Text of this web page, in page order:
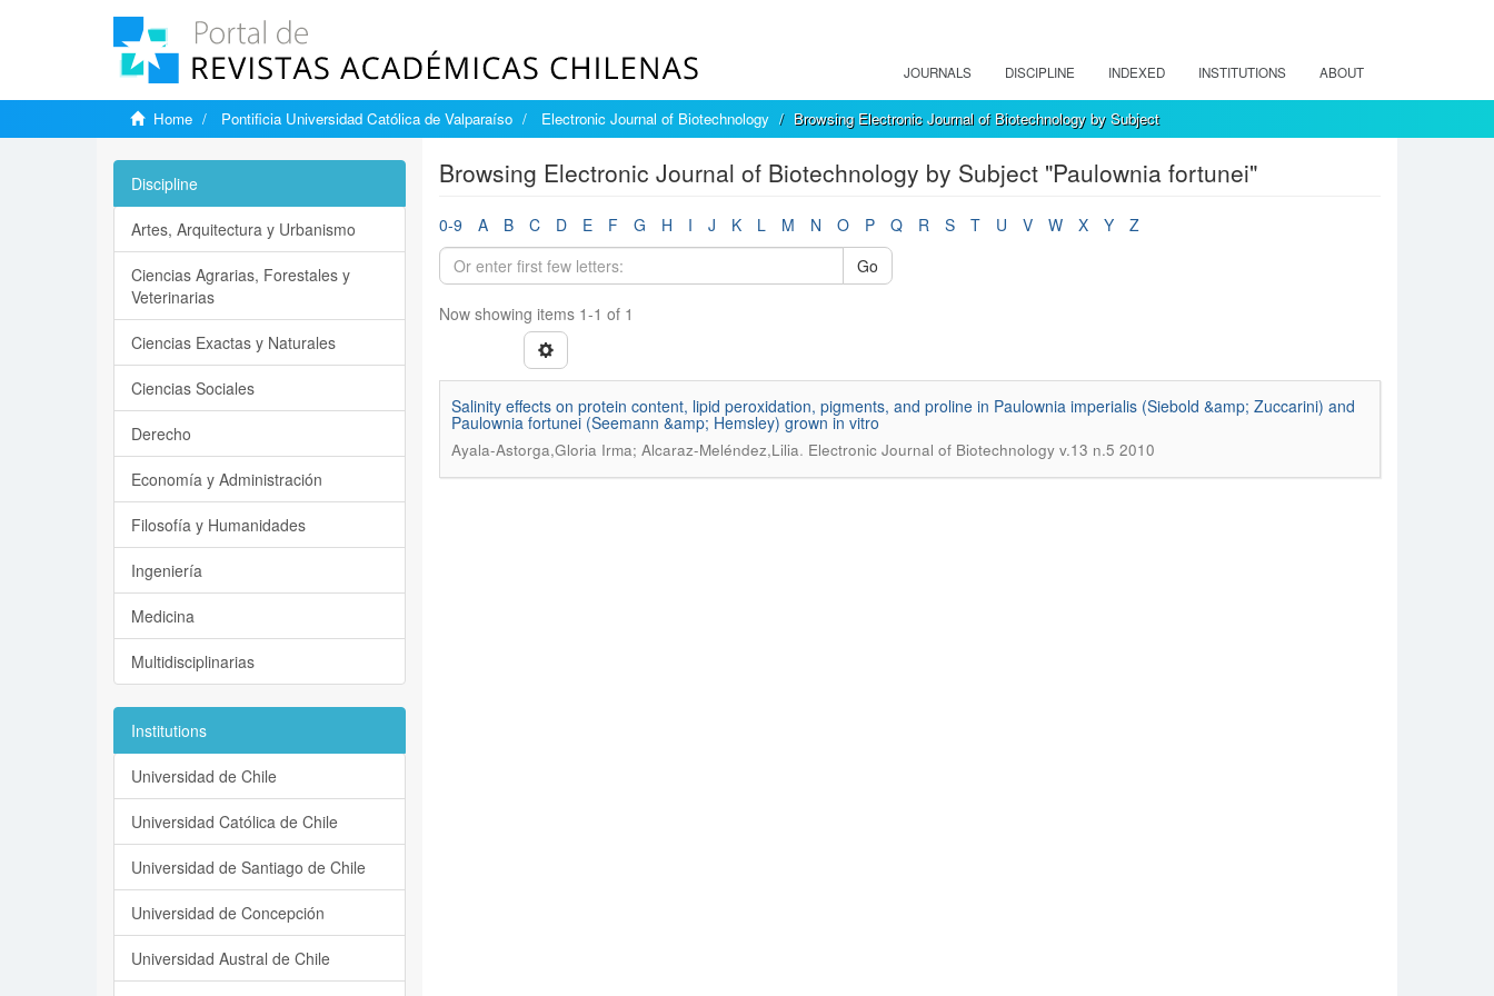
JOURNALS DISCIPLINE INDEXED INSTITUTIONS ABOUT
Home Pontificia Universidad Católica de Valparaíso Electronic Journal of Biotechnology Browsing Electronic Journal of Biotechnology by Subject
Browsing Electronic Journal of Biotechnology by Subject "Paulownia fortunei"
0-9 A B C D E F G H I J K L M N O P Q R S T U V W X Y
Z
Go
Now showing items 1-1 of 1
Salinity effects on protein content, lipid peroxidation, pigments, and proline in Paulownia imperialis (Siebold &amp; Zuccarini) and
Paulownia fortunei (Seemann &amp; Hemsley) grown in vitro
Ayala-Astorga,Gloria Irma; Alcaraz-Meléndez,Lilia. Electronic Journal of Biotechnology v.13 n.5 2010
Discipline
Artes, Arquitectura y Urbanismo
Ciencias Agrarias, Forestales y
Veterinarias
Ciencias Exactas y Naturales
Ciencias Sociales
Derecho
Economía y Administración
Filosofía y Humanidades
Ingeniería
Medicina
Multidisciplinarias
Institutions
Universidad de Chile
Universidad Católica de Chile
Universidad de Santiago de Chile
Universidad de Concepción
Universidad Austral de Chile